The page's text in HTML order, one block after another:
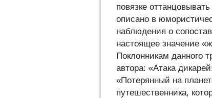
повязке
описано в
наблюдения о
настоящее значение
Поклонникам данного
автора: «Атака
«Потерянный на
путешественника,